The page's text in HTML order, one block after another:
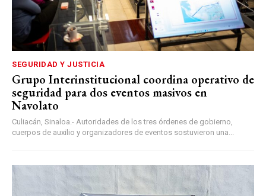
SEGURIDAD Y JUSTICIA
Grupo Interinstitucional coordina operativo de
seguridad para dos eventos masivos en
Navolato
Culiacán, Sinaloa.- Autoridades de los tres órdenes de gobierno,
cuerpos de auxilio y organizadores de eventos sostuvieron una...